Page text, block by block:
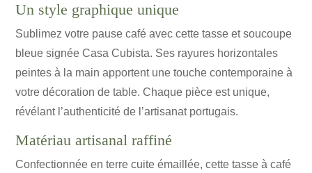
Un style graphique unique
Sublimez votre pause café avec cette tasse et soucoupe
bleue signée Casa Cubista. Ses rayures horizontales
peintes à la main apportent une touche contemporaine à
votre décoration de table. Chaque pièce est unique,
révélant l’authenticité de l’artisanat portugais.
Matériau artisanal raffiné
Confectionnée en terre cuite émaillée, cette tasse à café